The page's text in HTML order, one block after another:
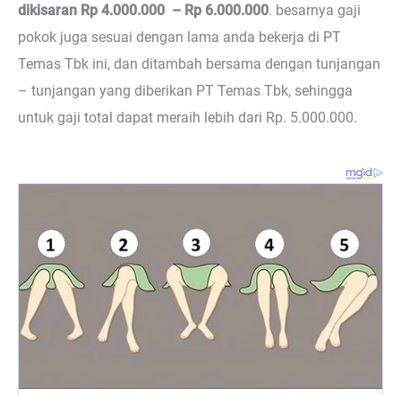
dikisaran Rp 4.000.000 – Rp 6.000.000. besarnya gaji
pokok juga sesuai dengan lama anda bekerja di PT
Temas Tbk ini, dan ditambah bersama dengan tunjangan
– tunjangan yang diberikan PT Temas Tbk, sehingga
untuk gaji total dapat meraih lebih dari Rp. 5.000.000.